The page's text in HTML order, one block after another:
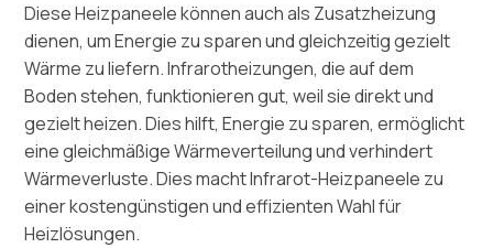
Diese Heizpaneele können auch als Zusatzheizung
dienen, um Energie zu sparen und gleichzeitig gezielt
Wärme zu liefern. Infrarotheizungen, die auf dem
Boden stehen, funktionieren gut, weil sie direkt und
gezielt heizen. Dies hilft, Energie zu sparen, ermöglicht
eine gleichmäßige Wärmeverteilung und verhindert
Wärmeverluste. Dies macht Infrarot-Heizpaneele zu
einer kostengünstigen und effizienten Wahl für
Heizlösungen.